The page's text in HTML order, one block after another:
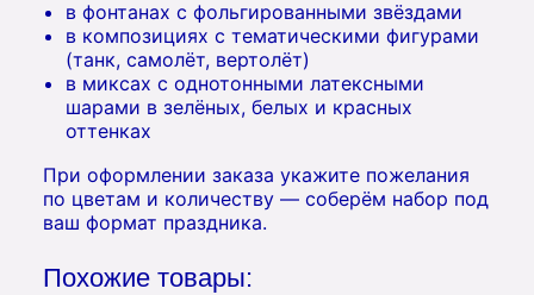
в фонтанах с фольгированными звёздами
в композициях с тематическими фигурами
(танк, самолёт, вертолёт)
в миксах с однотонными латексными
шарами в зелёных, белых и красных
оттенках
При оформлении заказа укажите пожелания
по цветам и количеству — соберём набор под
ваш формат праздника.
Похожие товары: